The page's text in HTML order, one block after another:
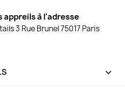
appreils à l'adresse
3 Rue Brunel 75017 Paris
